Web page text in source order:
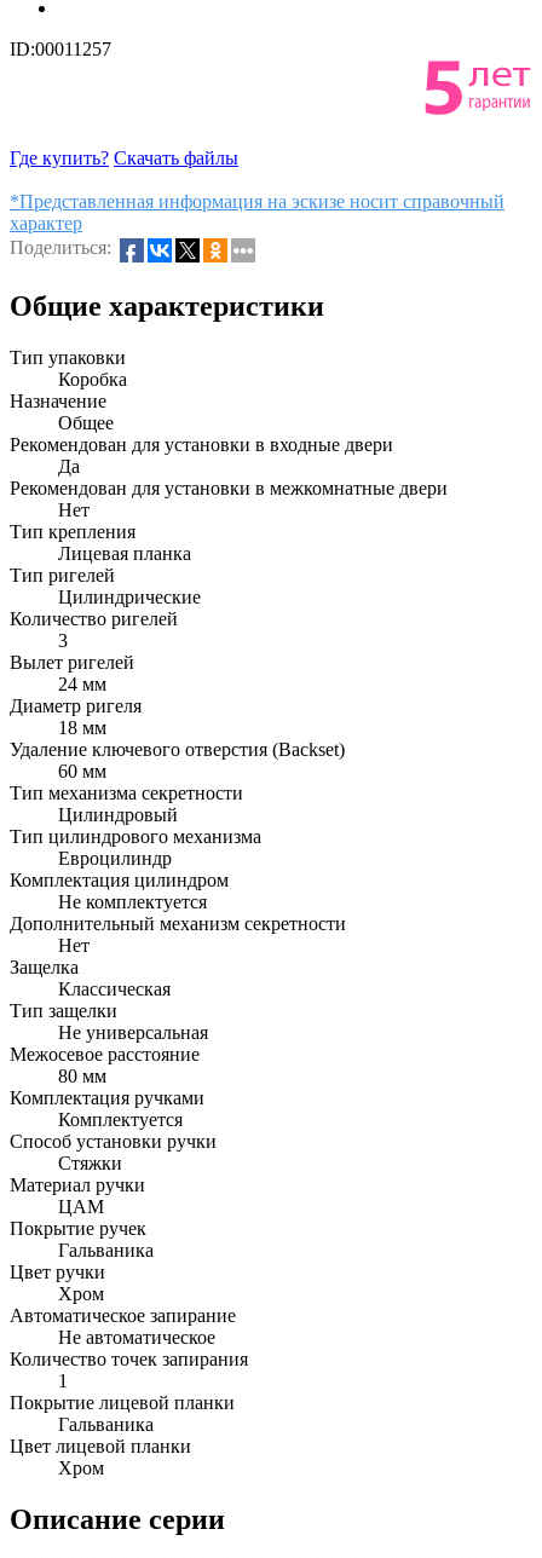
ID:00011257
Где купить? Скачать файлы
*Представленная информация на эскизе носит справочный
характер
Поделиться:
Общие характеристики
Тип упаковки
Коробка
Назначение
Общее
Рекомендован для установки в входные двери
Да
Рекомендован для установки в межкомнатные двери
Нет
Тип крепления
Лицевая планка
Тип ригелей
Цилиндрические
Количество ригелей
3
Вылет ригелей
24 мм
Диаметр ригеля
18 мм
Удаление ключевого отверстия (Backset)
60 мм
Тип механизма секретности
Цилиндровый
Тип цилиндрового механизма
Евроцилиндр
Комплектация цилиндром
Не комплектуется
Дополнительный механизм секретности
Нет
Защелка
Классическая
Тип защелки
Не универсальная
Межосевое расстояние
80 мм
Комплектация ручками
Комплектуется
Способ установки ручки
Стяжки
Материал ручки
ЦАМ
Покрытие ручек
Гальваника
Цвет ручки
Хром
Автоматическое запирание
Не автоматическое
Количество точек запирания
1
Покрытие лицевой планки
Гальваника
Цвет лицевой планки
Хром
Описание серии